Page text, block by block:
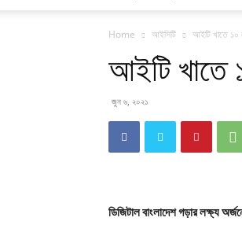
Home আইসিটি আইটি খাতে ১০
আইটি খাতে
জুন ৬, ২০২১
ডিজিটাল বাংলাদেশ গড়ার লক্ষ্য